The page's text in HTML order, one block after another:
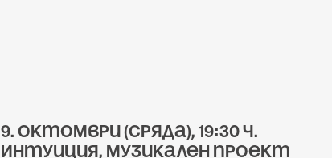
9. октомври (сряда), 19:30 ч.
Интуиция, музикален проект